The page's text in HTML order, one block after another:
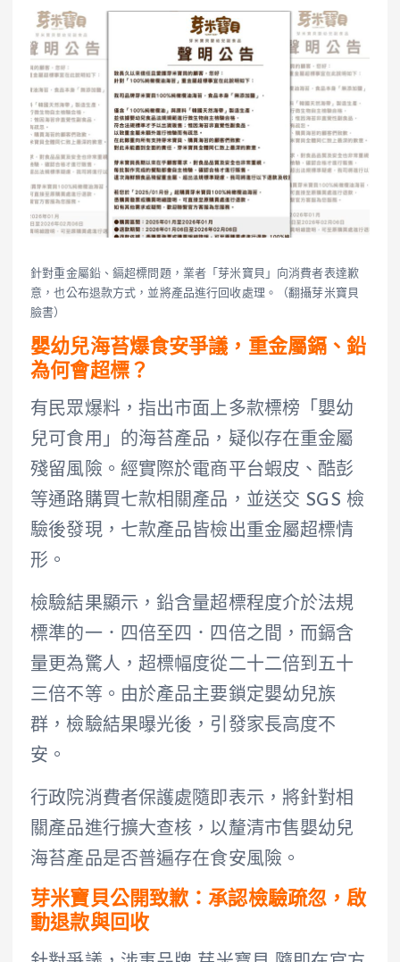
針對重金屬鉛、鎘超標問題，業者「芽米寶貝」向消費者表達歉
意，也公布退款方式，並將產品進行回收處理。（翻攝芽米寶貝
臉書）
嬰幼兒海苔爆食安爭議，重金屬鎘、鉛
為何會超標？
有民眾爆料，指出市面上多款標榜「嬰幼
兒可食用」的海苔產品，疑似存在重金屬
殘留風險。經實際於電商平台蝦皮、酷彭
等通路購買七款相關產品，並送交 SGS 檢
驗後發現，七款產品皆檢出重金屬超標情
形。
檢驗結果顯示，鉛含量超標程度介於法規
標準的一．四倍至四．四倍之間，而鎘含
量更為驚人，超標幅度從二十二倍到五十
三倍不等。由於產品主要鎖定嬰幼兒族
群，檢驗結果曝光後，引發家長高度不
安。
行政院消費者保護處隨即表示，將針對相
關產品進行擴大查核，以釐清市售嬰幼兒
海苔產品是否普遍存在食安風險。
芽米寶貝公開致歉：承認檢驗疏忽，啟
動退款與回收